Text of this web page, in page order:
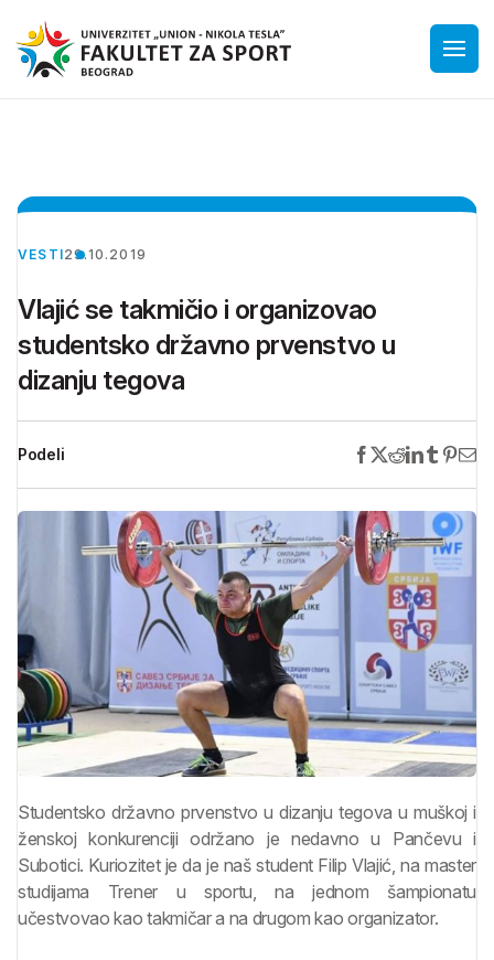
VESTI29.10.2019
Vlajić se takmičio i organizovao
studentsko državno prvenstvo u
dizanju tegova
Podeli
Studentsko državno prvenstvo u dizanju tegova u muškoj i
ženskoj konkurenciji održano je nedavno u Pančevu i
Subotici. Kuriozitet je da je naš student Filip Vlajić, na master
studijama Trener u sportu, na jednom šampionatu
učestvovao kao takmičar a na drugom kao organizator.